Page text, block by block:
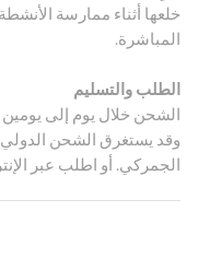
خلعها أثناء ممارسة
المباشرة.
الطلب والتسليم
الشحن خلال يوم إلى
الجمركي. أو اطلب عبر